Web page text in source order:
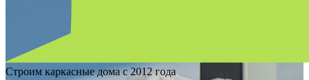
Строим каркасные дома с 2012 года